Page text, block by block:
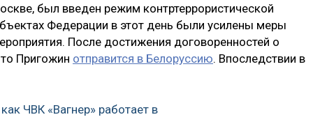
был введен режим контртеррористической
Федерации в этот день были усилены меры
После достижения договоренностей о
Пригожин отправится в Белоруссию. Впоследствии в
ЧВК «Вагнер» работает в